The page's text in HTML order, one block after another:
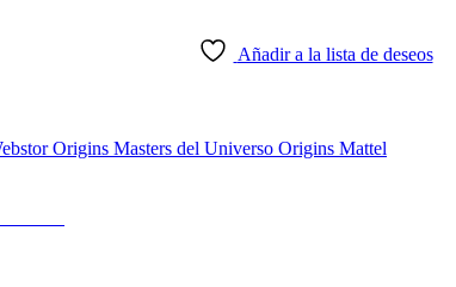
Añadir a la lista de deseos